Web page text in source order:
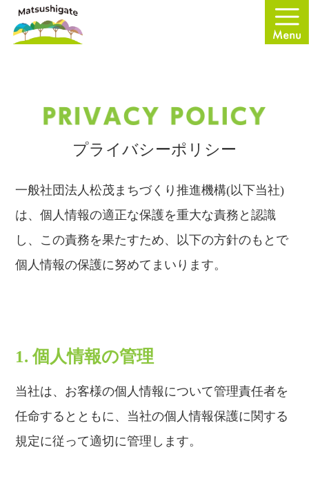
プライバシーポリシー
一般社団法人松茂まちづくり推進機構(以下当社)
は、個人情報の適正な保護を重大な責務と認識
し、この責務を果たすため、以下の方針のもとで
個人情報の保護に努めてまいります。
1. 個人情報の管理
当社は、お客様の個人情報について管理責任者を
任命するとともに、当社の個人情報保護に関する
規定に従って適切に管理します。